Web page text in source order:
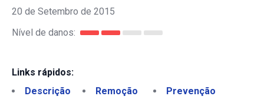
20 de Setembro de 2015
Nível de danos:
Links rápidos:
Descrição
Remoção Prevenção